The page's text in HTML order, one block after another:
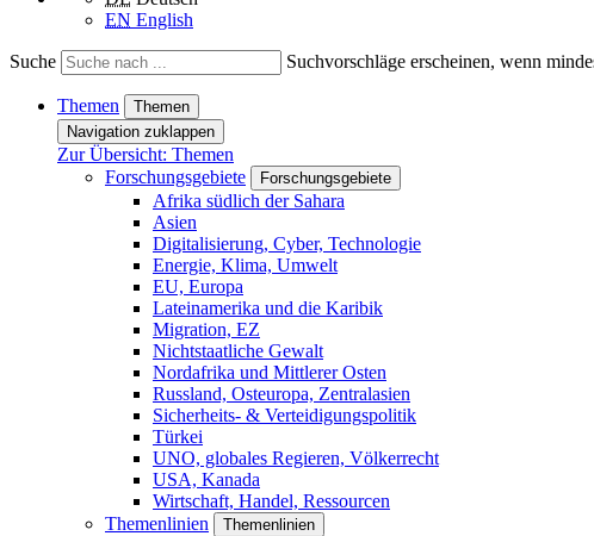
EN English
Suche Suchvorschläge erscheinen, wenn
Themen
Themen
Navigation zuklappen
Zur Übersicht: Themen
Forschungsgebiete
Forschungsgebiete
Afrika südlich der Sahara
Asien
Digitalisierung, Cyber, Technologie
Energie, Klima, Umwelt
EU, Europa
Lateinamerika und die Karibik
Migration, EZ
Nichtstaatliche Gewalt
Nordafrika und Mittlerer Osten
Russland, Osteuropa, Zentralasien
Sicherheits- & Verteidigungspolitik
Türkei
UNO, globales Regieren, Völkerrecht
USA, Kanada
Wirtschaft, Handel, Ressourcen
Themenlinien
Themenlinien